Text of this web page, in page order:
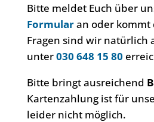
Bitte meldet Euch über
Formularan oder kommt
Fragen sind wir natürlich
unter030 648 15 80
Bitte bringt ausreichend
Karten­zahlung ist für
leider nicht möglich.